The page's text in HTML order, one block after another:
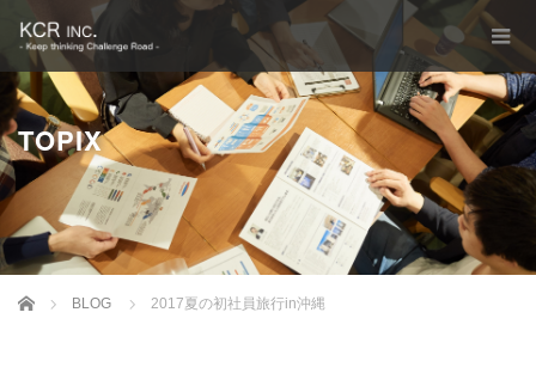
TOPIX
Home BLOG 2017夏の初社員旅行in沖縄